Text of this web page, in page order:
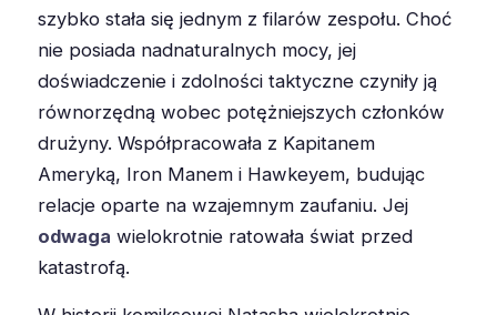
szybko stała się jednym z filarów zespołu. Choć
nie posiada nadnaturalnych mocy, jej
doświadczenie i zdolności taktyczne czyniły ją
równorzędną wobec potężniejszych członków
drużyny. Współpracowała z Kapitanem
Ameryką, Iron Manem i Hawkeyem, budując
relacje oparte na wzajemnym zaufaniu. Jej
odwaga wielokrotnie ratowała świat przed
katastrofą.